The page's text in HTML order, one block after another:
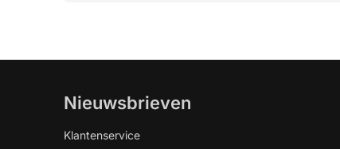
Nieuwsbrieven
Klantenservice